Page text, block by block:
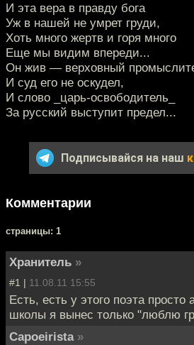
И эта вера в правду бога
Уж в нашей не умрет груди,
Хоть много жертв и горя много
Еще мы видим впереди...
Он жив — верховный
И суд его не оскудел,
И слово _царь-освободитель_
За русский выступит предел...
Подписывайся на наш
Комментарии
cтраницы: 1
Хранитель »
#1 | 11.08.11 15:55
Есть, есть у этого поэта
школы я вынес только "люблю
Capoeirista »